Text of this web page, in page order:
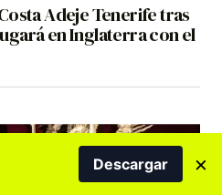
Adeje Tenerife tras
en Inglaterra con el
Descargar ×